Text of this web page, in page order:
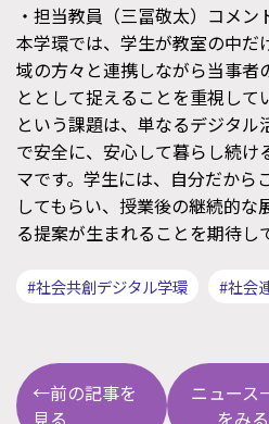
・担当教員（三冨敬太）コメン
本学環では、学生が教室の中だ
域の方々と連携しながら当事者
ととして捉えることを重視して
という課題は、単なるデジタ
で安全に、安心して暮らし続け
マです。学生には、自分だから
してもらい、授業後の継続的な
る提案が生まれることを期待し
#社会共創デジタル学環 #社会
←前の記事を
見る
ニュース
をみる